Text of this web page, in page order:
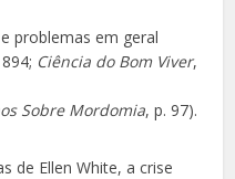
problemas em geral
Ciência do Bom Viver,
Sobre Mordomia, p. 97).
de Ellen White, a crise